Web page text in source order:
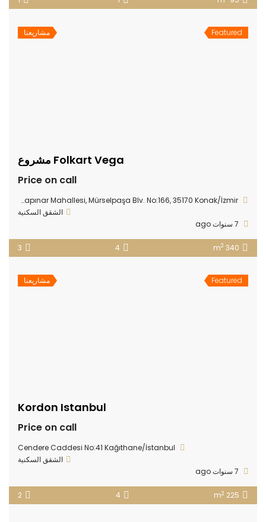
Featured مشاريعنا
Folkart Vega مشروع
Price on call
alkapınar Mahallesi, Mürselpaşa Blv. No:166, 35170 Konak/İzmir
الشقق السكنية
340 m
2
4
3
Featured مشاريعنا
Kordon Istanbul
Price on call
Cendere Caddesi No:41 Kağıthane/İstanbul
الشقق السكنية
225 m
2
4
2